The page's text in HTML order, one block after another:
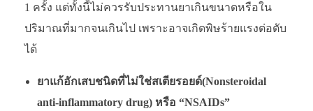
1 ครั้ง แต่ทั้งนี้ไม่ควรรับประทานยาเกินขนาดหรือใน
ปริมาณที่มากจนเกินไป เพราะอาจเกิดพิษร้ายแรงต่อตับ
ได้
ยาแก้อักเสบชนิดที่ไม่ใช่สเตียรอยด์(Nonsteroidal
anti-inflammatory drug) หรือ “NSAIDs”